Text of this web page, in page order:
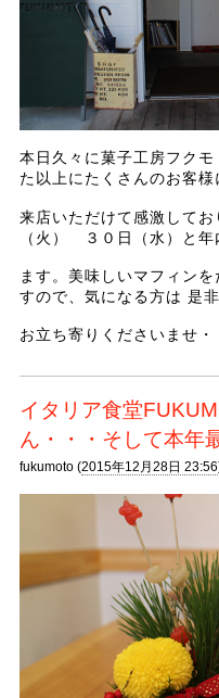
本日久々に菓子工房フク
た以上にたくさんのお客様
来店いただけて感激して
（火） ３０日（水）と年
ます。美味しいマフィン
すので、気になる方は 是
お立ち寄りくださいませ・
イタリア食堂
ん・・・そして本年
fukumoto (2015年12月28日